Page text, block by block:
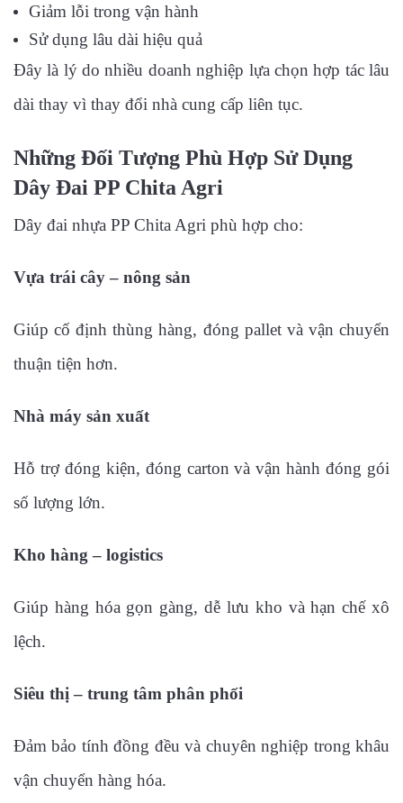
Giảm lỗi trong vận hành
Sử dụng lâu dài hiệu quả
Đây là lý do nhiều doanh nghiệp lựa chọn hợp tác lâu
dài thay vì thay đổi nhà cung cấp liên tục.
Những Đối Tượng Phù Hợp Sử Dụng
Dây Đai PP Chita Agri
Dây đai nhựa PP Chita Agri phù hợp cho:
Vựa trái cây – nông sản
Giúp cố định thùng hàng, đóng pallet và vận chuyển
thuận tiện hơn.
Nhà máy sản xuất
Hỗ trợ đóng kiện, đóng carton và vận hành đóng gói
số lượng lớn.
Kho hàng – logistics
Giúp hàng hóa gọn gàng, dễ lưu kho và hạn chế xô
lệch.
Siêu thị – trung tâm phân phối
Đảm bảo tính đồng đều và chuyên nghiệp trong khâu
vận chuyển hàng hóa.